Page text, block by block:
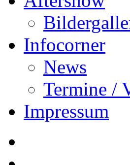
Infocorner
News
Termine /
Impressum